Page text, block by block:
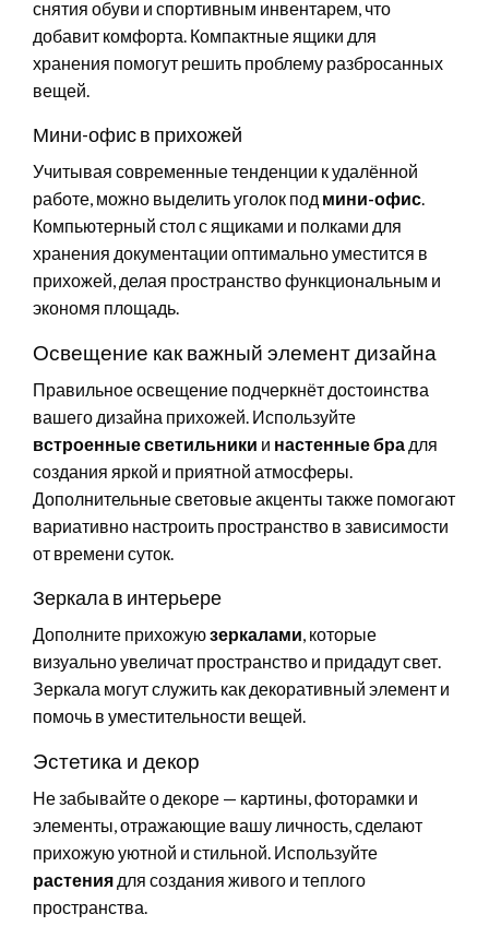
снятия обуви и спортивным инвентарем, что
добавит комфорта. Компактные ящики для
хранения помогут решить проблему разбросанных
вещей.
Мини-офис в прихожей
Учитывая современные тенденции к удалённой
работе, можно выделить уголок под мини-офис.
Компьютерный стол с ящиками и полками для
хранения документации оптимально уместится в
прихожей, делая пространство функциональным и
экономя площадь.
Освещение как важный элемент дизайна
Правильное освещение подчеркнёт достоинства
вашего дизайна прихожей. Используйте
встроенные светильники и настенные бра для
создания яркой и приятной атмосферы.
Дополнительные световые акценты также помогают
вариативно настроить пространство в зависимости
от времени суток.
Зеркала в интерьере
Дополните прихожуюзеркалами, которые
визуально увеличат пространство и придадут свет.
Зеркала могут служить как декоративный элемент и
помочь в уместительности вещей.
Эстетика и декор
Не забывайте о декоре — картины, фоторамки и
элементы, отражающие вашу личность, сделают
прихожую уютной и стильной. Используйте
растения для создания живого и теплого
пространства.